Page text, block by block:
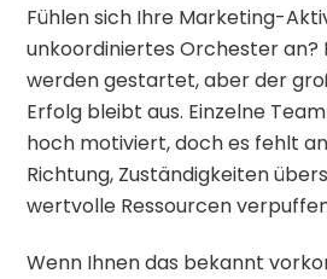
Fühlen sich Ihre Marketing-
unkoordiniertes Orchester an?
werden gestartet, aber der
Erfolg bleibt aus. Einzelne
hoch motiviert, doch es fehlt
Richtung, Zuständigkeiten
wertvolle Ressourcen
Wenn Ihnen das bekannt